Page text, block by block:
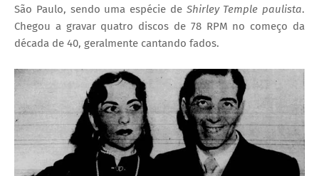
São Paulo, sendo uma espécie de Shirley Temple paulista.
Chegou a gravar quatro discos de 78 RPM no começo da
década de 40, geralmente cantando fados.